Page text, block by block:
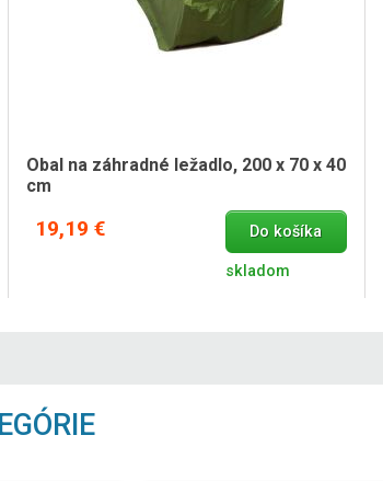
Obal na záhradné ležadlo, 200 x 70 x 40
cm
19,19 € Do košíka
skladom